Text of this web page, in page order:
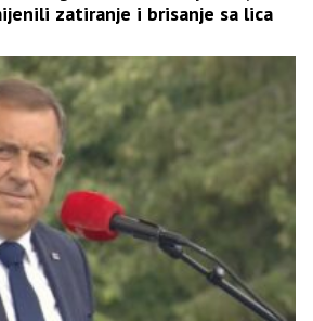
zatiranje i brisanje sa lica